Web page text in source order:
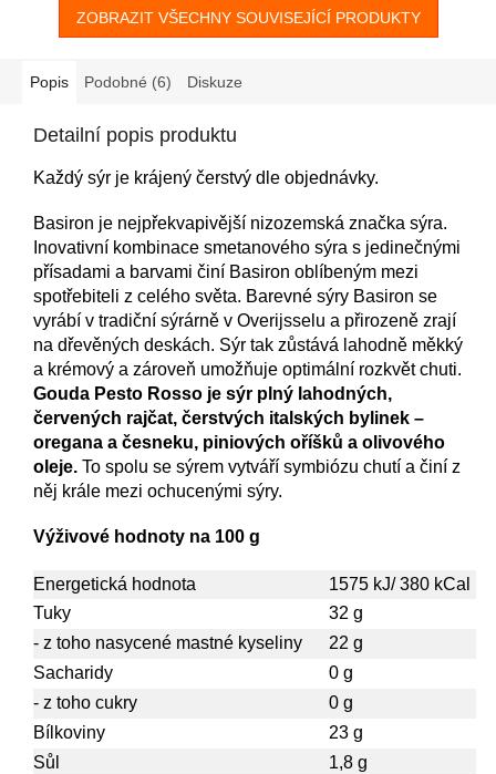
ZOBRAZIT VŠECHNY SOUVISEJÍCÍ PRODUKTY
Popis Podobné (6) Diskuze
Detailní popis produktu
Každý sýr je krájený čerstvý dle objednávky.
Basiron je nejpřekvapivější nizozemská značka sýra.
Inovativní kombinace smetanového sýra s jedinečnými
přísadami a barvami činí Basiron oblíbeným mezi
spotřebiteli z celého světa. Barevné sýry Basiron se
vyrábí v tradiční sýrárně v Overijsselu a přirozeně zrají
na dřevěných deskách. Sýr tak zůstává lahodně měkký
a krémový a zároveň umožňuje optimální rozkvět chuti.
Gouda Pesto Rosso je sýr plný lahodných,
červených rajčat, čerstvých italských bylinek –
oregana a česneku, piniových oříšků a olivového
oleje. To spolu se sýrem vytváří symbiózu chutí a činí z
něj krále mezi ochucenými sýry.
Výživové hodnoty na 100 g
Energetická hodnota
1575 kJ/ 380 kCal
Tuky
32 g
- z toho nasycené mastné kyseliny
22 g
Sacharidy
0 g
- z toho cukry
0 g
Bílkoviny
23 g
Sůl
1,8 g